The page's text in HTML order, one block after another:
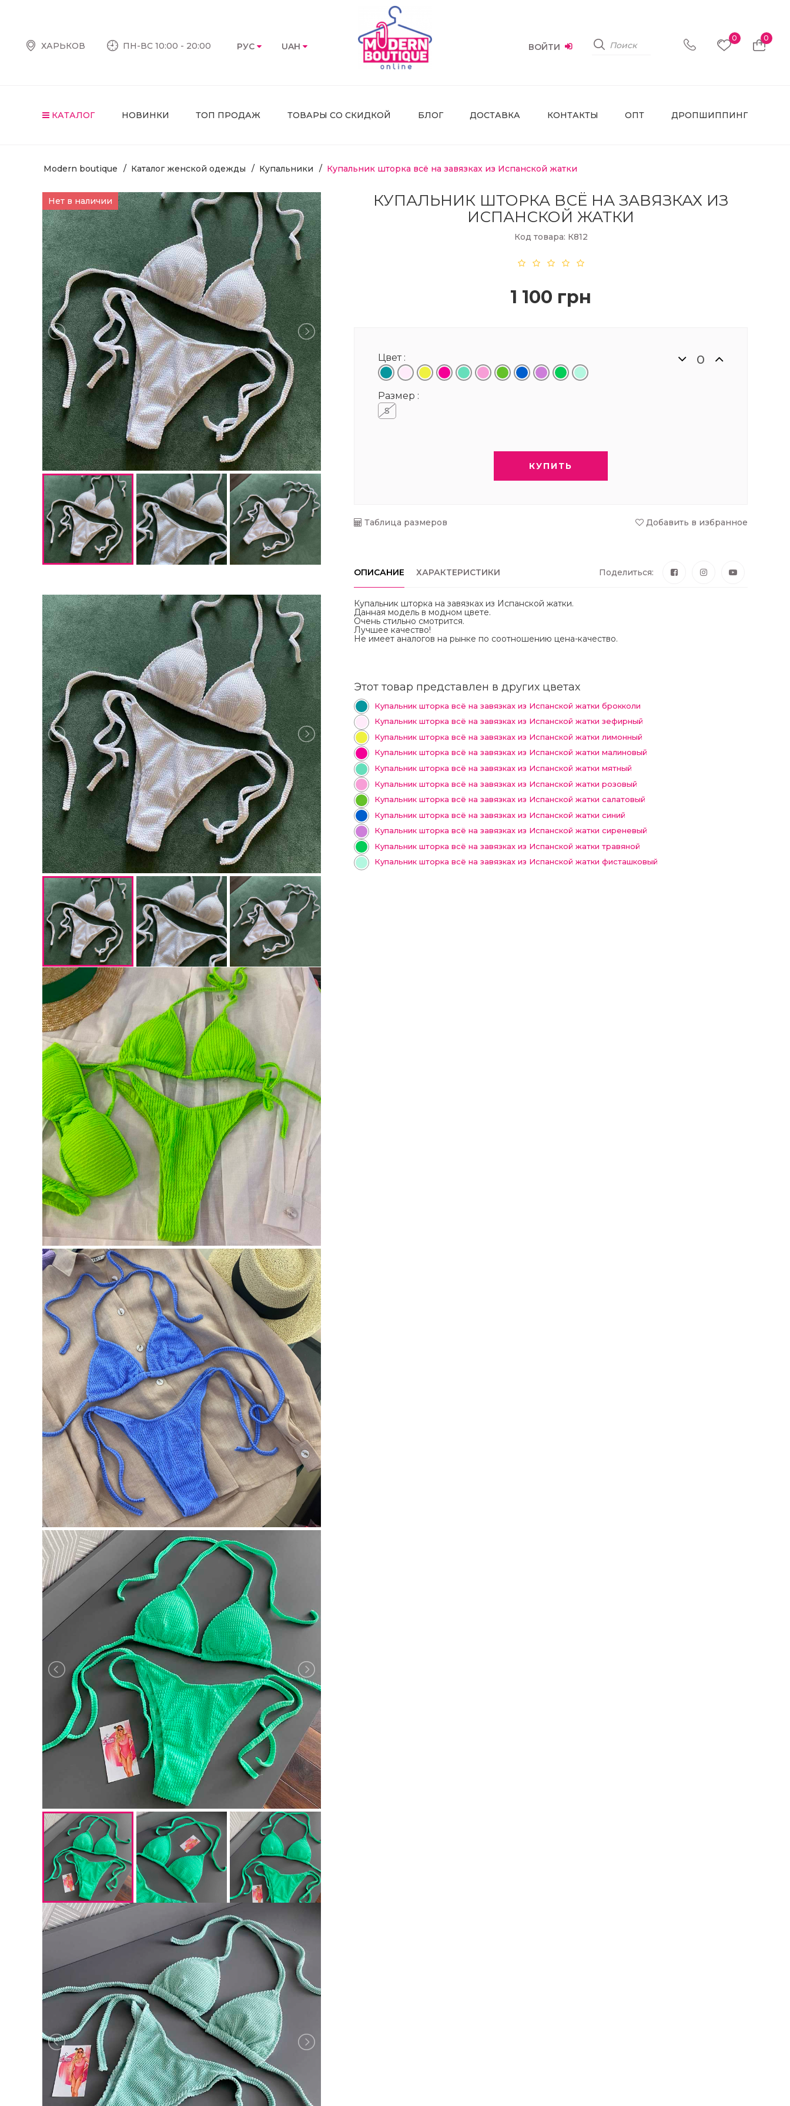
ХАРЬКОВ ПН-ВС 10:00 - 20:00 РУС UAH ВОЙТИ
0 0
КАТАЛОГ НОВИНКИ ТОП ПРОДАЖ ТОВАРЫ СО СКИДКОЙ БЛОГ ДОСТАВКА КОНТАКТЫ ОПТ ДРОПШИППИНГ
Modern boutique Каталог женской одежды Купальники Купальник шторка всё на завязках из Испанской жатки
Нет в наличии
КУПАЛЬНИК ШТОРКА ВСЁ НА ЗАВЯЗКАХ ИЗ
ИСПАНСКОЙ ЖАТКИ
Код товара: К812
1 100 грн
Цвет :
Размер :
S
КУПИТЬ
Таблица размеров Добавить в избранное
ОПИСАНИЕ ХАРАКТЕРИСТИКИ Поделиться:
Купальник шторка на завязках из Испанской жатки.
Данная модель в модном цвете.
Очень стильно смотрится.
Лучшее качество!
Не имеет аналогов на рынке по соотношению цена-качество.
Этот товар представлен в других цветах
Купальник шторка всё на завязках из Испанской жатки брокколи
Купальник шторка всё на завязках из Испанской жатки зефирный
Купальник шторка всё на завязках из Испанской жатки лимонный
Купальник шторка всё на завязках из Испанской жатки малиновый
Купальник шторка всё на завязках из Испанской жатки мятный
Купальник шторка всё на завязках из Испанской жатки розовый
Купальник шторка всё на завязках из Испанской жатки салатовый
Купальник шторка всё на завязках из Испанской жатки синий
Купальник шторка всё на завязках из Испанской жатки сиреневый
Купальник шторка всё на завязках из Испанской жатки травяной
Купальник шторка всё на завязках из Испанской жатки фисташковый